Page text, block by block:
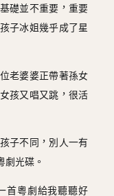
礎並不重要，重要
子冰姐幾乎成了星
老婆婆正帶著孫女
孩又唱又跳，很活
子不同，別人一有
劇光碟。
首粵劇給我聽聽好